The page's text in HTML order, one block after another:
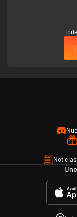
Desde adivinanzas
Jugabilidad Y
Junto con un sistema
estratégico lleno de
movimiento basado en
cada área. Para un reto
determinar cada uno de
Noticias